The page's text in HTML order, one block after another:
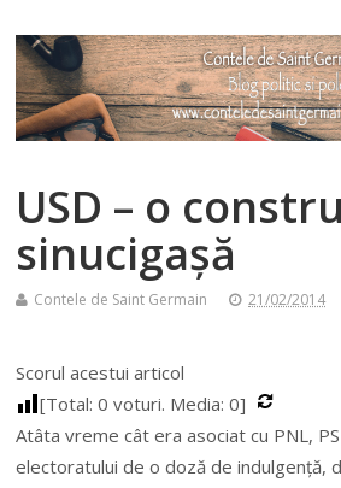
USD – o
sinucigașă
Contele de Saint Germain 21/02/2014
Scorul acestui articol
[Total:0 voturi. Media:0]
Atâta vreme cât era asociat cu PNL,
electoratului de o doză de indulgență,